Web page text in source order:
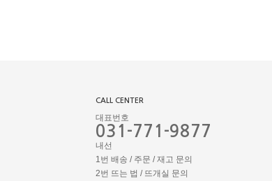
CALL CENTER
대표번호
031-771-9877
내선
1번 배송 / 주문 / 재고 문의
2번 뜨는 법 / 뜨개실 문의